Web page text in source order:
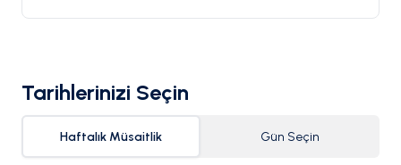
Tarihlerinizi Seçin
Haftalık Müsaitlik Gün Seçin